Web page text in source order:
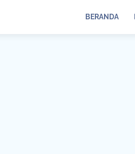
BERANDA